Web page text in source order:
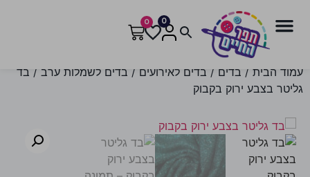
0
0
עמוד הבית / בדים / בדים לאירועים / בדים לשמלות ערב / בד
גליטר בצבע ירוק בקבוק